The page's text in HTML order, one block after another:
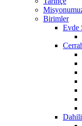
Birimler
Evde